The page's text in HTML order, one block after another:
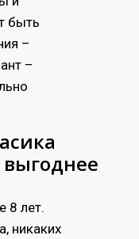
быть
–
–
8 лет.
никаких